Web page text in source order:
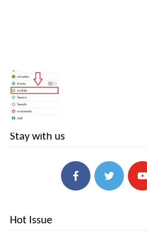
Stay with us
Hot Issue